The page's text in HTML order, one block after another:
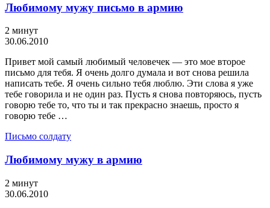
Любимому мужу письмо в армию
2 минут
30.06.2010
Привет мой самый любимый человечек — это мое второе
письмо для тебя. Я очень долго думала и вот снова решила
написать тебе. Я очень сильно тебя люблю. Эти слова я уже
тебе говорила и не один раз. Пусть я снова повторяюсь, пусть
говорю тебе то, что ты и так прекрасно знаешь, просто я
говорю тебе …
Письмо солдату
Любимому мужу в армию
2 минут
30.06.2010